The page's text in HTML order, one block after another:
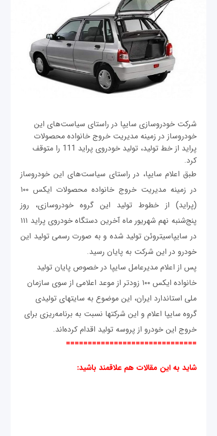
شرکت خودروسازی سایپا در راستای سیاست‌های این
خودروساز در زمینه مدیریت خروج خانواده محصولات
پراید از خط تولید، تولید خودروی پراید 111 را متوقف
کرد.
طبق اعلام سایپا، در راستای سیاست‌های این خودروساز
در زمینه مدیریت خروج خانواده محصولات ایکس ۱۰۰
(پراید) از خطوط تولید این گروه خودروسازی، روز
پنج‌شنبه نهم شهریور ماه آخرین دستگاه خودروی پراید ۱۱۱
در سایپاسیتروئن تولید شده و به صورت رسمی تولید این
خودرو در این شرکت به پایان رسید.
پس از اعلام مدیرعامل سایپا در خصوص پایان تولید
خانواده ایکس ۱۰۰ زودتر از موعد اعلامی از سوی سازمان
ملی استاندارد ایران، این موضوع به سایتهای تولیدی
گروه سایپا اعلام و این شرکتها نسبت به برنامه‌ریزی برای
خروج این خودرو از پروسه تولید اقدام کرده‌اند.
==============================
شاید به این مقالات هم علاقمند باشید: